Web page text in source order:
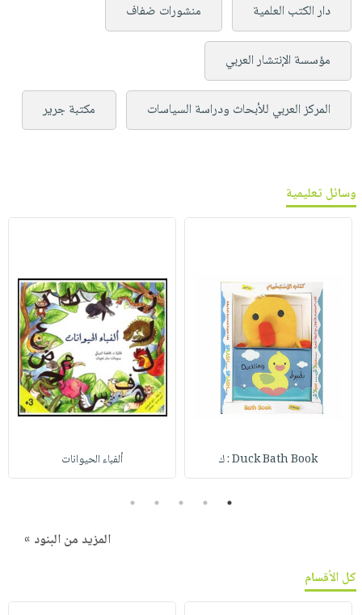
دار الكتب العلمية منشورات ضفاف
مؤسسة الإنتشار العربي
المركز العربي للأبحاث ودراسة السياسات مكتبة جرير
وسائل تعليمية
Duck Bath Book : ك ألفباء الحيوانات
1
2
3
4
5
المزيد من البنود »
كل الأقسام